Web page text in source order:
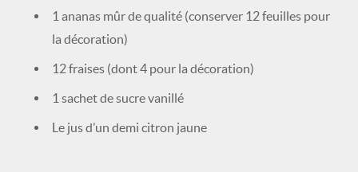
1 ananas mûr de qualité (conserver 12 feuilles pour
la décoration)
12 fraises (dont 4 pour la décoration)
1 sachet de sucre vanillé
Le jus d’un demi citron jaune